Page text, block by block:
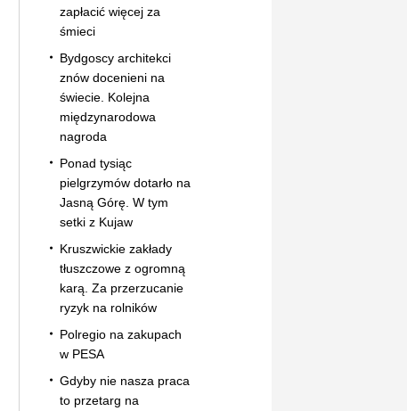
zapłacić więcej za
śmieci
Bydgoscy architekci
znów docenieni na
świecie. Kolejna
międzynarodowa
nagroda
Ponad tysiąc
pielgrzymów dotarło na
Jasną Górę. W tym
setki z Kujaw
Kruszwickie zakłady
tłuszczowe z ogromną
karą. Za przerzucanie
ryzyk na rolników
Polregio na zakupach
w PESA
Gdyby nie nasza praca
to przetarg na